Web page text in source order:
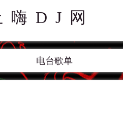
嗨DJ网
电台歌单